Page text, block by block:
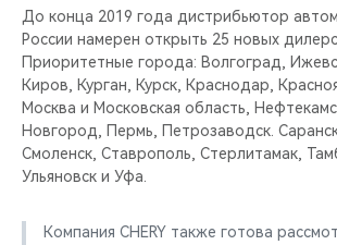
CHERY И СПОРТ
НАШИ МЕРОПРИЯТИЯ
ВИДЕООБЗОРЫ
До конца 2019 года дистрибьютор
России намерен открыть 25 новых
Приоритетные города: Волгоград,
Киров, Курган, Курск, Краснодар,
Москва и Московская область,
Новгород, Пермь, Петрозаводск.
Смоленск, Ставрополь, Стерлитамак,
Ульяновск и Уфа.
Компания CHERY также готова